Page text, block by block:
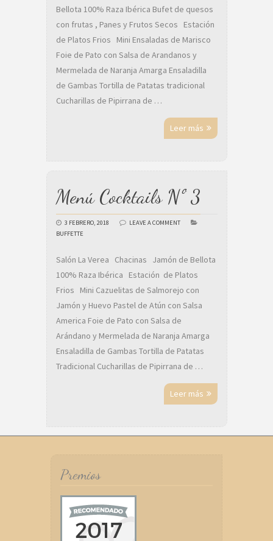
Bellota 100% Raza Ibérica Bufet de quesos
con frutas , Panes y Frutos Secos Estación
de Platos Frios Mini Ensaladas de Marisco
Foie de Pato con Salsa de Arandanos y
Mermelada de Naranja Amarga Ensaladilla
de Gambas Tortilla de Patatas tradicional
Cucharillas de Pipirrana de …
Leer más
Menú Cocktails Nº 3
3 FEBRERO, 2018
LEAVE A COMMENT
BUFFETTE
Salón La Verea Chacinas Jamón de Bellota
100% Raza Ibérica Estación de Platos
Frios Mini Cazuelitas de Salmorejo con
Jamón y Huevo Pastel de Atún con Salsa
America Foie de Pato con Salsa de
Arándano y Mermelada de Naranja Amarga
Ensaladilla de Gambas Tortilla de Patatas
Tradicional Cucharillas de Pipirrana de …
Leer más
Premios